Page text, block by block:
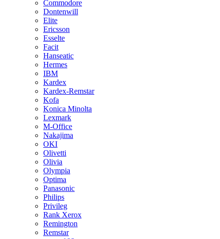
Commodore
Dontenwill
Elite
Ericsson
Esselte
Facit
Hanseatic
Hermes
IBM
Kardex
Kardex-Remstar
Kofa
Konica Minolta
Lexmark
M-Office
Nakajima
OKI
Olivetti
Olivia
Olympia
Optima
Panasonic
Philips
Privileg
Rank Xerox
Remington
Remstar